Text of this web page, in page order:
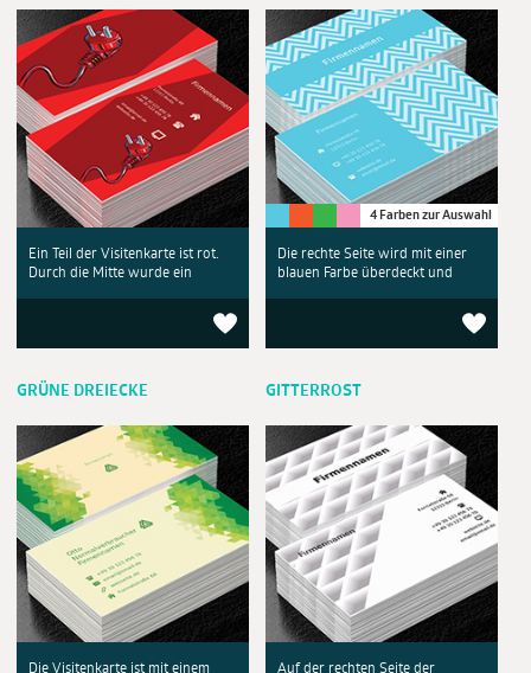
Ein Teil der Visitenkarte ist rot.
Durch die Mitte wurde ein
4 Farben zur Auswahl
Die rechte Seite wird mit einer
blauen Farbe überdeckt und
GRÜNE DREIECKE
Die Visitenkarte ist mit einem
GITTERROST
Auf der rechten Seite der